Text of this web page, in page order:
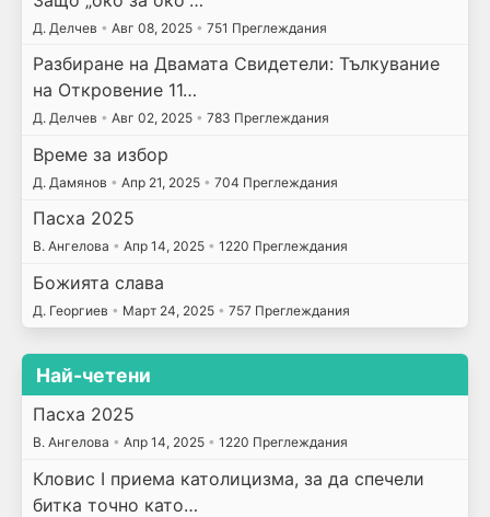
Д. Делчев • Авг 08, 2025 • 751 Преглеждания
Разбиране на Двамата Свидетели: Тълкувание
на Откровение 11…
Д. Делчев • Авг 02, 2025 • 783 Преглеждания
Време за избор
Д. Дамянов • Апр 21, 2025 • 704 Преглеждания
Пасха 2025
В. Ангелова • Апр 14, 2025 • 1220 Преглеждания
Божията слава
Д. Георгиев • Март 24, 2025 • 757 Преглеждания
Най-четени
Пасха 2025
В. Ангелова • Апр 14, 2025 • 1220 Преглеждания
Кловис I приема католицизма, за да спечели
битка точно като…